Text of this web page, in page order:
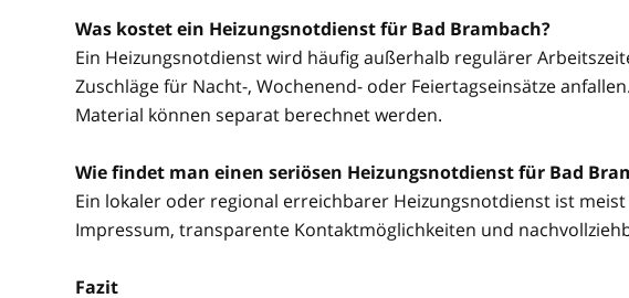
Was kostet ein Heizungsnotdienst für Bad Brambach?
Ein Heizungsnotdienst wird häufig außerhalb regulärer
Zuschläge für Nacht-, Wochenend- oder Feiertagseinsätze
Material können separat berechnet werden.
Wie findet man einen seriösen Heizungsnotdienst für Bad
Ein lokaler oder regional erreichbarer Heizungsnotdienst ist
Impressum, transparente Kontaktmöglichkeiten und
Fazit